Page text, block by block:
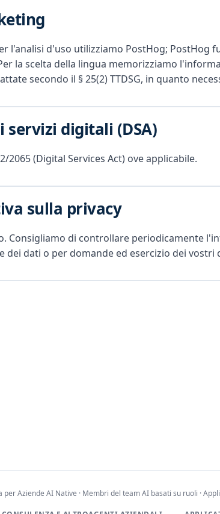
l'analisi d'uso utilizziamo PostHog; PostHog
la scelta della lingua memorizziamo
secondo il § 25(2) TTDSG, in quanto
servizi digitali (DSA)
(Digital Services Act) ove applicabile.
sulla privacy
Consigliamo di controllare periodicamente
dati o per domande ed esercizio dei
Aziende AI Native · Membri del team AI basati su ruoli ·